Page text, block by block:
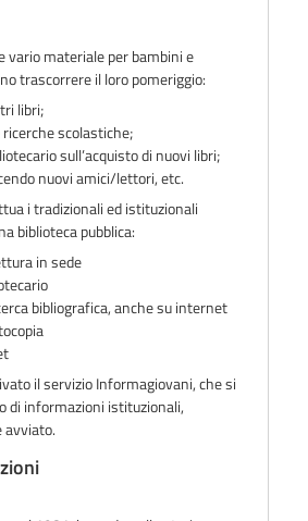
variomateriale per bambini e
trascorrere il loro pomeriggio:
libri;
scolastiche;
sull’acquisto di nuovi libri;
nuovi amici/lettori, etc.
itradizionali ed istituzionali
biblioteca pubblica:
in sede
bibliografica, anche su internet
il servizioInformagiovani, che si
di informazioni istituzionali,
avviato.